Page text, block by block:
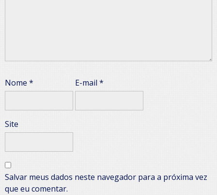
Nome * E-mail*
Site
Salvar meus dados neste navegador para a próxima vez
que eu comentar.